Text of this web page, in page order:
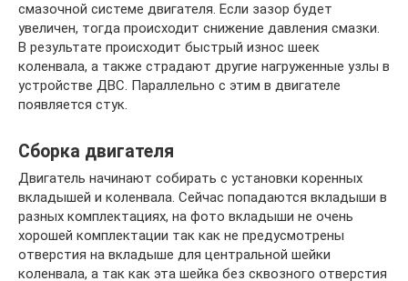
смазочной системе двигателя. Если зазор будет
увеличен, тогда происходит снижение давления смазки.
В результате происходит быстрый износ шеек
коленвала, а также страдают другие нагруженные узлы в
устройстве ДВС. Параллельно с этим в двигателе
появляется стук.
Сборка двигателя
Двигатель начинают собирать с установки коренных
вкладышей и коленвала. Сейчас попадаются вкладыши в
разных комплектациях, на фото вкладыши не очень
хорошей комплектации так как не предусмотрены
отверстия на вкладыше для центральной шейки
коленвала, а так как эта шейка без сквозного отверстия